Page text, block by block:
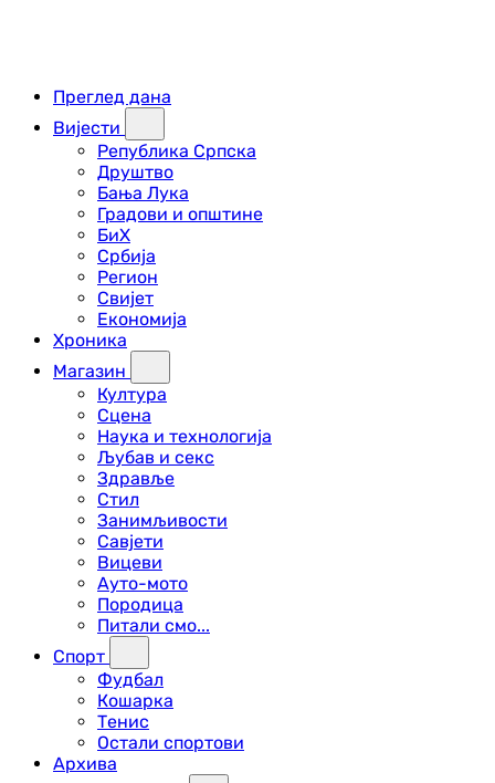
Преглед дана
Вијести
Република Српска
Друштво
Бања Лука
Градови и општине
БиХ
Србија
Регион
Свијет
Економија
Хроника
Магазин
Култура
Сцена
Наука и технологија
Љубав и секс
Здравље
Стил
Занимљивости
Савјети
Вицеви
Ауто-мото
Породица
Питали смо...
Спорт
Фудбал
Кошарка
Тенис
Остали спортови
Архива